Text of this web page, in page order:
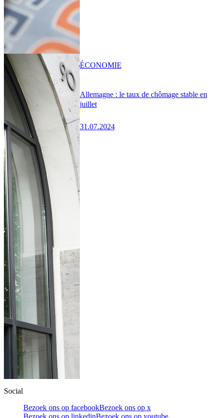
Allemagne : le taux de chômage stable en
juillet
31.07.2024
ÉCONOMIE
Social
Bezoek ons op facebookBezoek ons op x
Bezoek ons op linkedinBezoek ons op youtube